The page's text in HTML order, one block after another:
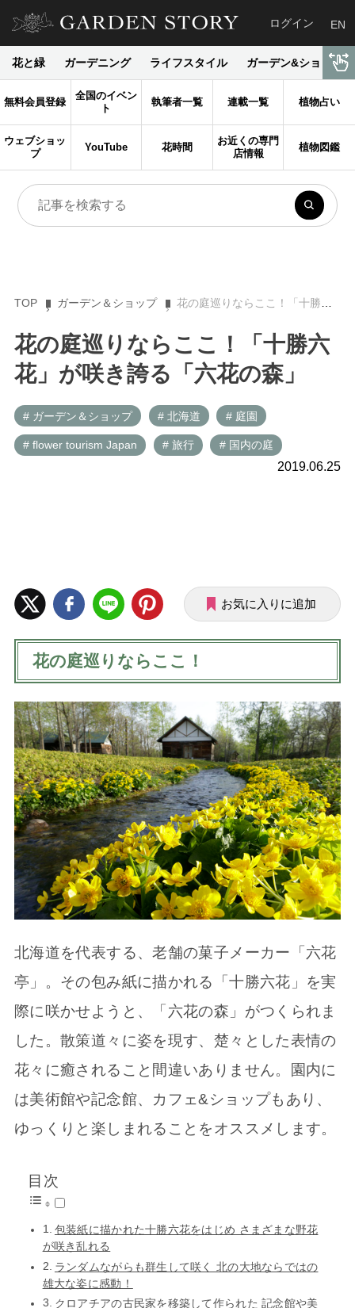
ログイン EN
花と緑 ガーデニング ライフスタイル ガーデン&ショップ
無料会員登録
全国のイベン
ト
執筆者一覧 連載一覧 植物占い
ウェブショッ
プ
YouTube 花時間
お近くの専門
店情報
植物図鑑
TOP ガーデン＆ショップ 花の庭巡りならここ！「十勝六花」が咲き誇る「六花の森」
花の庭巡りならここ！「十勝六
花」が咲き誇る「六花の森」
# ガーデン＆ショップ # 北海道 # 庭園
# flower tourism Japan # 旅行 # 国内の庭
2019.06.25
お気に入りに追加
花の庭巡りならここ！
北海道を代表する、老舗の菓子メーカー「六花
亭」。その包み紙に描かれる「十勝六花」を実
際に咲かせようと、「六花の森」がつくられま
した。散策道々に姿を現す、楚々とした表情の
花々に癒されること間違いありません。園内に
は美術館や記念館、カフェ&ショップもあり、
ゆっくりと楽しまれることをオススメします。
目次
包装紙に描かれた十勝六花をはじめ さまざまな野花
が咲き乱れる
ランダムながらも群生して咲く 北の大地ならではの
雄大な姿に感動！
クロアチアの古民家を移築して作られた 記念館や美